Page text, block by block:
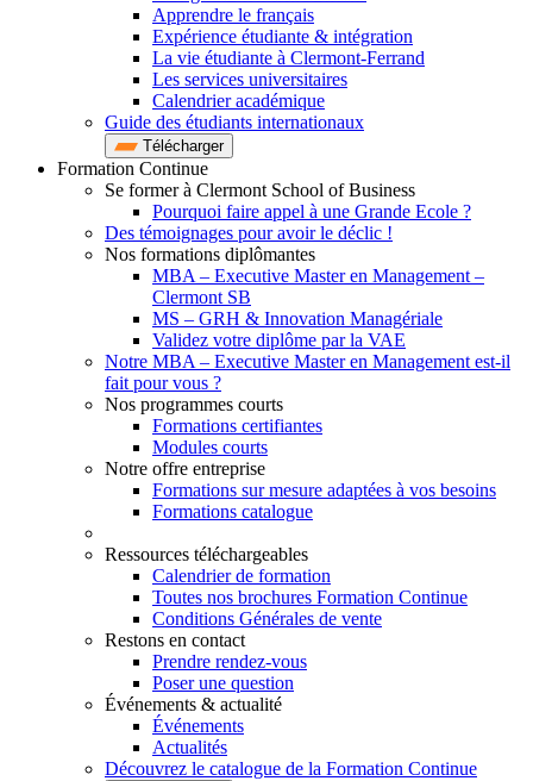
Apprendre le français
Expérience étudiante & intégration
La vie étudiante à Clermont-Ferrand
Les services universitaires
Calendrier académique
Guide des étudiants internationaux
Télécharger
Formation Continue
Se former à Clermont School of Business
Pourquoi faire appel à une Grande Ecole ?
Des témoignages pour avoir le déclic !
Nos formations diplômantes
MBA – Executive Master en Management –
Clermont SB
MS – GRH & Innovation Managériale
Validez votre diplôme par la VAE
Notre MBA – Executive Master en Management est-il
fait pour vous ?
Nos programmes courts
Formations certifiantes
Modules courts
Notre offre entreprise
Formations sur mesure adaptées à vos besoins
Formations catalogue
Ressources téléchargeables
Calendrier de formation
Toutes nos brochures Formation Continue
Conditions Générales de vente
Restons en contact
Prendre rendez-vous
Poser une question
Événements & actualité
Événements
Actualités
Découvrez le catalogue de la Formation Continue